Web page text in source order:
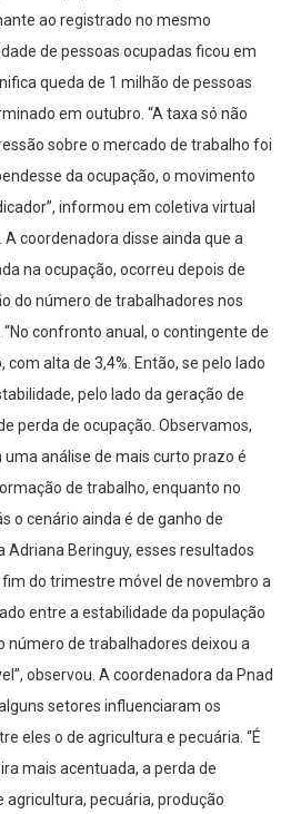
ao registrado no mesmo
de pessoas ocupadas ficou em
queda de 1 milhão de pessoas
em outubro. “A taxa só não
sobre o mercado de trabalho foi
da ocupação, o movimento
informou em coletiva virtual
coordenadora disse ainda que a
na ocupação, ocorreu depois de
do número de trabalhadores nos
confronto anual, o contingente de
alta de 3,4%. Então, se pelo lado
pelo lado da geração de
perda de ocupação. Observamos,
análise de mais curto prazo é
de trabalho, enquanto no
o cenário ainda é de ganho de
Adriana Beringuy, esses resultados
do trimestre móvel de novembro a
entre a estabilidade da população
número de trabalhadores deixou a
observou. A coordenadora da Pnad
setores influenciaram os
eles o de agricultura e pecuária. “É
mais acentuada, a perda de
agricultura, pecuária, produção